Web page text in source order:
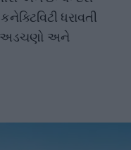
ધરાવતી
અડચણો અને